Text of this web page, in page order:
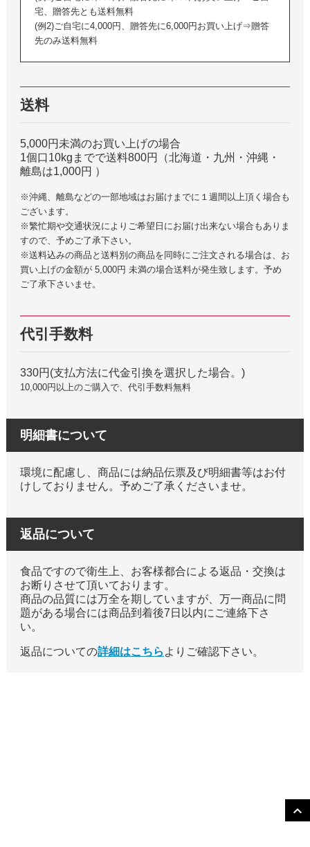
宅、贈答先とも送料無料
(例2)ご自宅に4,000円、贈答先に6,000円お買い上げ⇒贈答
先のみ送料無料
送料
5,000円未満のお買い上げの場合
1個口10kgまでで送料800円（北海道・九州・沖縄・
離島は1,000円 ）
※沖縄、離島などの一部地域はお届けまでに１週間以上頂く場合も
ございます。
※繁忙期や交通状況によりご希望日にお届け出来ない場合もありま
すので、予めご了承下さい。
※送料込みの商品と送料別の商品を同時にご注文される場合は、お
買い上げの金額が 5,000円 未満の場合送料が発生致します。予め
ご了承下さいませ。
代引手数料
330円(支払方法に代金引換を選択した場合。)
10,000円以上のご購入で、代引手数料無料
明細書について
環境に配慮し、商品には納品伝票及び明細書等はお付
けしておりません。予めご了承くださいませ。
返品について
食品ですので衛生上、お客様都合による返品・交換は
お断りさせて頂いております。
商品の品質には万全を期していますが、万一商品に問
題がある場合には商品到着後7日以内にご連絡下さ
い。
返品についての詳細はこちら よりご確認下さい。
expand_more